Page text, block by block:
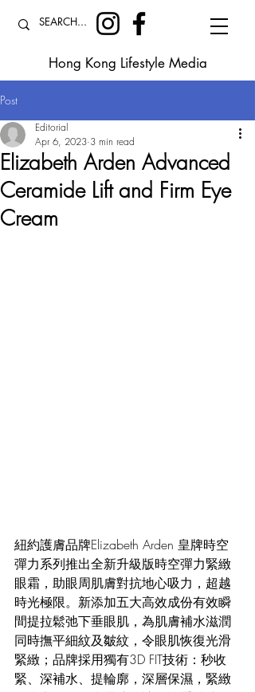
Hong Kong Lifestyle Media
Post
Elizabeth Arden Advanced
Ceramide Lift and Firm Eye
Cream
Editorial
Apr 6, 2023 3 min read
紐約護膚品牌Elizabeth Arden 皇牌時空
彈力系列推出全新升級版時空彈力緊緻
眼霜，助眼周肌膚對抗地心吸力，超越
時光極限。新添加五大高效成份有效瞬
間提拉鬆弛下垂眼肌，為肌膚補水滋潤
同時撫平細紋及皺紋，令眼肌恢復光滑
緊緻；品牌採用獨有3D FIT技術：秒收
緊、深補水、提輪廓，深層保濕，緊緻